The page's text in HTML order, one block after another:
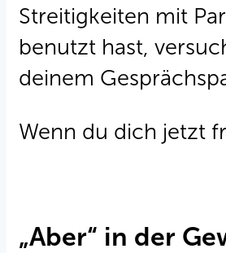
Streitigkeiten mit
benutzt hast,
deinem
Wenn du dich jetzt
„Aber“ in der